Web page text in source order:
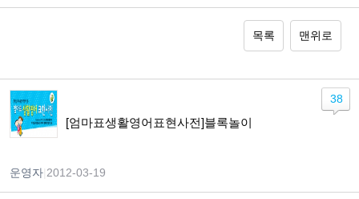
목록 맨위로
[엄마표생활영어표현사전]블록놀이
운영자 2012-03-19
38